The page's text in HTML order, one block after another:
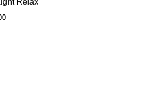
Relax